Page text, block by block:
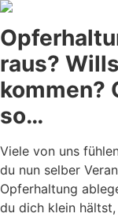
raus?
kommen?
so…
Viele von uns
du nun selber
Opferhaltung
du dich klein